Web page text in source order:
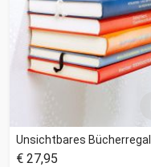
Unsichtbares Bücherregal
€ 27,95